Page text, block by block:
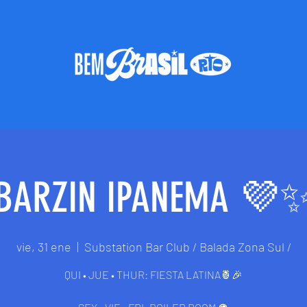
IPANEMA
vie, 31 ene
  |
Substation Bar Club / Balada Zona Sul /
QUI • JUE • THUR: FIESTA LATINA🍍🎉